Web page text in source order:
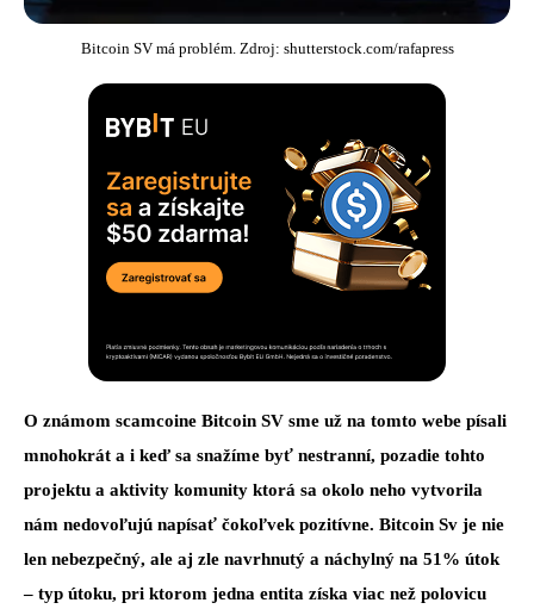
Bitcoin SV má problém. Zdroj: shutterstock.com/rafapress
O známom scamcoine Bitcoin SV sme už na tomto webe písali
mnohokrát a i keď sa snažíme byť nestranní, pozadie tohto
projektu a aktivity komunity ktorá sa okolo neho vytvorila
nám nedovoľujú napísať čokoľvek pozitívne. Bitcoin Sv je nie
len nebezpečný, ale aj zle navrhnutý a náchylný na 51% útok
– typ útoku, pri ktorom jedna entita získa viac než polovicu